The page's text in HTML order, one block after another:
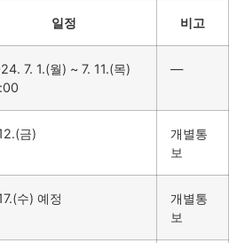
일정 비고
7. 1.(월) ~ 7. 11.(목)
—
금)
개별통
보
수) 예정
개별통
보